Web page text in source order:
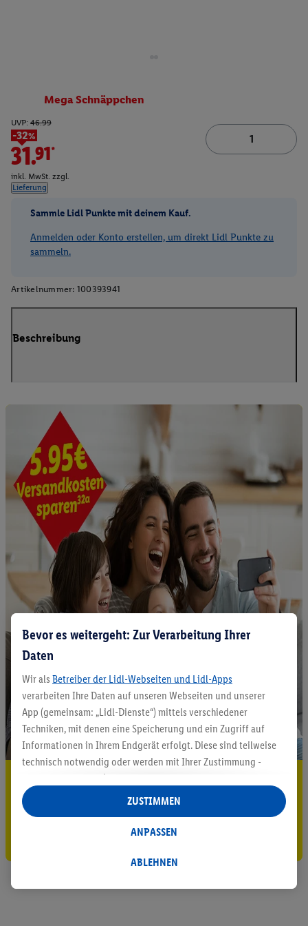
Mega Schnäppchen
UVP: 46.99
-32%
31.91*
inkl. MwSt. zzgl.
Lieferung
Sammle Lidl Punkte mit deinem Kauf.
Anmelden oder Konto erstellen, um direkt Lidl Punkte zu
sammeln.
Artikelnummer: 100393941
Beschreibung
5.95 € Versand sparen³²ᵃ
Jetzt zum Newsletter anmelden
Gutschein sichern!
Bevor es weitergeht: Zur Verarbeitung Ihrer
Daten
Wir als Betreiber der Lidl-Webseiten und Lidl-Apps
verarbeiten Ihre Daten auf unseren Webseiten und unserer
App (gemeinsam: „Lidl-Dienste“) mittels verschiedener
Techniken, mit denen eine Speicherung und ein Zugriff auf
Informationen in Ihrem Endgerät erfolgt. Diese sind teilweise
technisch notwendig oder werden mit Ihrer Zustimmung -
auch durch Partner (u.a.
Verantwortliche; im Zusammenhang mit dem IAB TCF
insgesamt
Statistik-Erstellung oder für personalisierte Werbung
Datenverarbeitungen für personalisierte Werbung werden
ABLEHNEN
ANPASSEN
ZUSTIMMEN